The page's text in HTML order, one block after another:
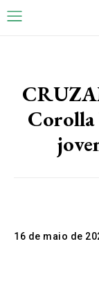
Corolla
16 de maio de